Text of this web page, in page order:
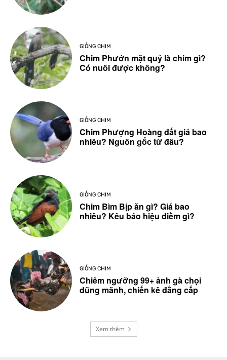
GIỐNG CHIM
Chim Phướn mặt quỷ là chim gì?
Có nuôi được không?
GIỐNG CHIM
Chim Phượng Hoàng đất giá bao
nhiêu? Nguồn gốc từ đâu?
GIỐNG CHIM
Chim Bìm Bịp ăn gì? Giá bao
nhiêu? Kêu báo hiệu điềm gì?
GIỐNG CHIM
Chiêm ngưỡng 99+ ảnh gà chọi
dũng mãnh, chiến kê đẳng cấp
Xem thêm